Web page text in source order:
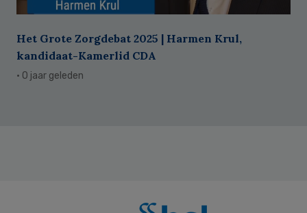
Het Grote Zorgdebat 2025 | Harmen Krul,
kandidaat-Kamerlid CDA
· 0 jaar geleden